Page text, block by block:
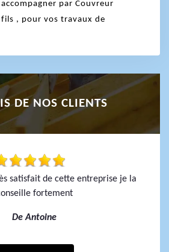
par Couvreur
fils , pour vos travaux de
DE NOS CLIENTS
satisfait de cette entreprise je la
fortement
De Antoine